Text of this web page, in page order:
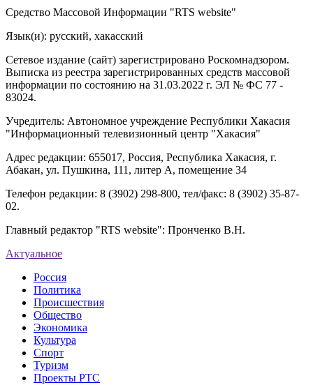
Средство Массовой Информации "RTS website"
Язык(и): русский, хакасский
Сетевое издание (сайт) зарегистрировано Роскомнадзором.
Выписка из реестра зарегистрированных средств массовой
информации по состоянию на 31.03.2022 г. ЭЛ № ФС 77 -
83024.
Учредитель: Автономное учреждение Республики Хакасия
"Информационный телевизионный центр "Хакасия"
Адрес редакции: 655017, Россия, Республика Хакасия, г.
Абакан, ул. Пушкина, 111, литер А, помещение 34
Телефон редакции: 8 (3902) 298-800, тел/факс: 8 (3902) 35-87-
02.
Главный редактор "RTS website": Пронченко В.Н.
Актуальное
Россия
Политика
Происшествия
Общество
Экономика
Культура
Спорт
Туризм
Проекты РТС